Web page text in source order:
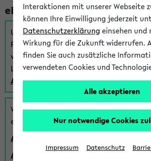
eKVV für Studierende
Um sich einen Stundenplan zu erstellen
Funktionen des eKVVs für Studierende
verwenden Sie diesen Link zur
Login:
Anmeldung zum eKVV der Studierenden
Wenn Sie (noch) kein Uni Login haben,
eKVV auch über einen Gastzugang
Anmeldung über einen vorhandenen
Anlegen eines neuen Gastzugangs
Interaktionen mit unserer Webseite
können Ihre Einwilligung jederzeit
Datenschutzerklärung einsehen und
Wirkung für die Zukunft widerrufen.
finden Sie auch zusätzliche
verwendeten Cookies und
Alle akzeptieren
Nur notwendige Cookies
Impressum Datenschutz